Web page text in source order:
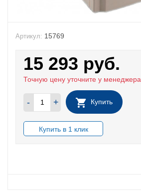
Артикул: 15769
15 293 руб.
Точную цену уточните у менеджера
- + Купить